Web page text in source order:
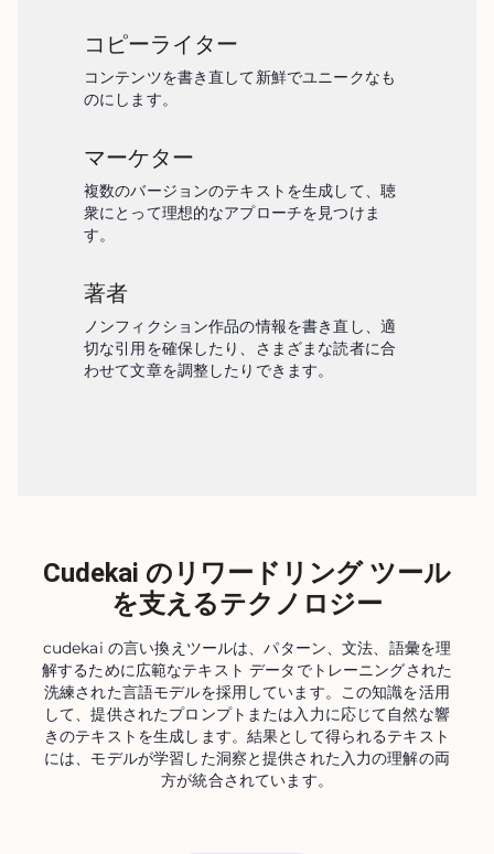
コピーライター
コンテンツを書き直して新鮮でユニークなも
のにします。
マーケター
複数のバージョンのテキストを生成して、聴
衆にとって理想的なアプローチを見つけま
す。
著者
ノンフィクション作品の情報を書き直し、適
切な引用を確保したり、さまざまな読者に合
わせて文章を調整したりできます。
Cudekai のリワードリング ツール
を支えるテクノロジー
cudekai の言い換えツールは、パターン、文法、語彙を理
解するために広範なテキスト データでトレーニングされた
洗練された言語モデルを採用しています。この知識を活用
して、提供されたプロンプトまたは入力に応じて自然な響
きのテキストを生成します。結果として得られるテキスト
には、モデルが学習した洞察と提供された入力の理解の両
方が統合されています。